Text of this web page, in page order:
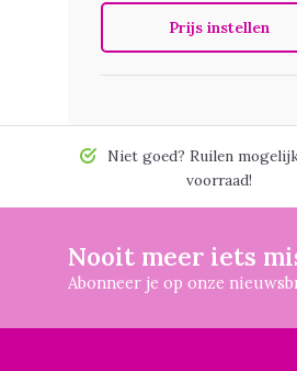
Prijs instellen
Niet goed? Ruilen
voorraad!
Nooit meer iets
Abonneer je op onze